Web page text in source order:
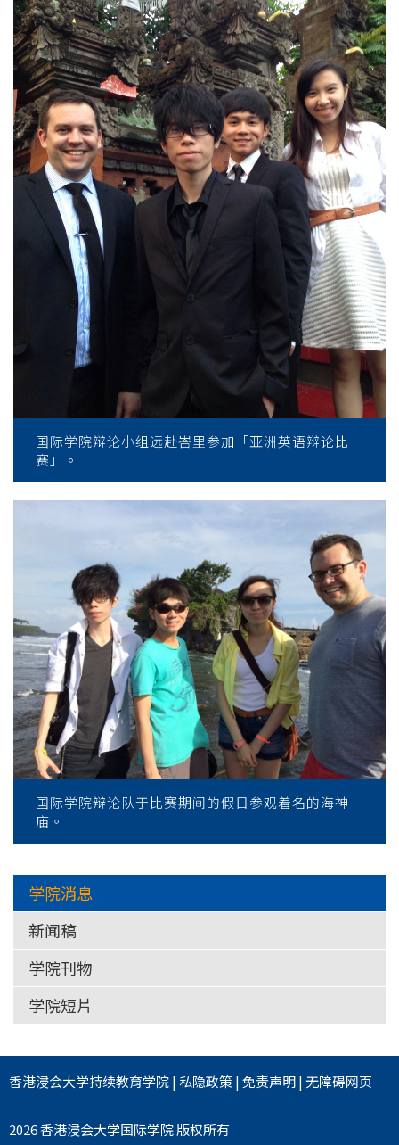
国际学院辩论小组远赴峇里参加「亚洲英语辩论比
赛」。
国际学院辩论队于比赛期间的假日参观着名的海神
庙。
学院消息
新闻稿
学院刊物
学院短片
香港浸会大学持续教育学院| 私隐政策|免责声明|无障碍网页
2026 香港浸会大学国际学院 版权所有